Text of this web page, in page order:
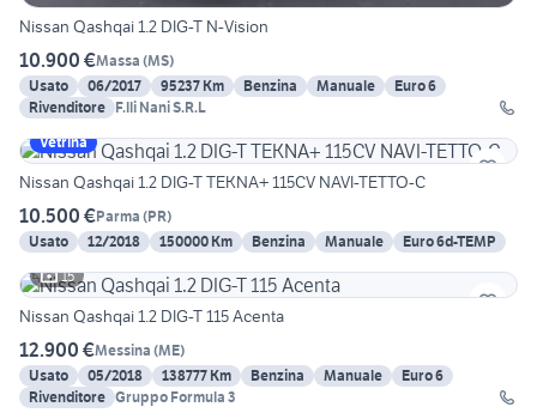
Nissan Qashqai 1.2 DIG-T N-Vision
10.900 €Massa (MS)
Usato
06/2017 95237 Km Benzina Manuale
Euro 6
Rivenditore F.lli Nani S.R.L
Vetrina
Nissan Qashqai 1.2 DIG-T TEKNA+ 115CV NAVI-TETTO-C
10.500 €Parma (PR)
Usato
12/2018 150000 Km Benzina Manuale
Euro 6d-TEMP
15
Nissan Qashqai 1.2 DIG-T 115 Acenta
12.900 €Messina (ME)
Usato
05/2018 138777 Km Benzina Manuale
Euro 6
Rivenditore Gruppo Formula 3